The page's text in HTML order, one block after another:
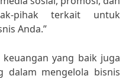
pihak terkait untuk
Anda.”
yang baik juga
dalam mengelola bisnis